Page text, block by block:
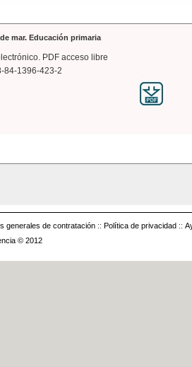
mar. Educación primaria
PDF acceso libre
84-1396-423-2
generales de contratación :: Política de privacidad ::
© 2012